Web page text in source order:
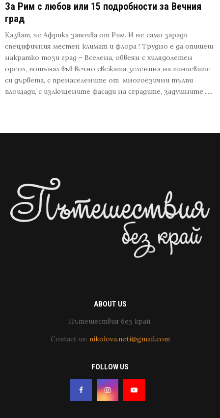
За Рим с любов или 15 подробности за Вечния
град
Казват, че Африка започва от Рим. И не само заради
специфичния местен климат и флора ! Трудно е да опишеш
накратко този град – Вселена, обвеян с хилядолетен
ореол, потънал във вечно свежата зеленина на пиниевите
си дървета, с пренаселените от многоезични тълпи
площади, с излющените фасади на сградите, задушните......
ABOUT US
Пътешествия без край.
Contact us: nikolova.neti@gmail.com
FOLLOW US